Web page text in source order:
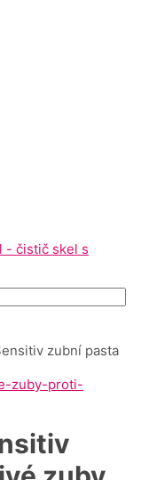
- čistič skel s
zubní pasta